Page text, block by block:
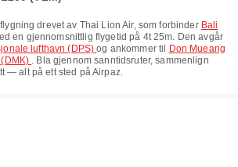
drevet av Thai Lion Air, som forbinder Bali
en gjennomsnittlig flygetid på 4t 25m. Den avgår
lufthavn (DPS)og ankommer til
Don Mueang
. Bla gjennom sanntidsruter, sammenlign
— alt på ett sted på Airpaz.